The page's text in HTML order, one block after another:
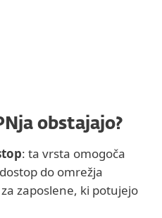
obstajajo?
: ta vrsta omogoča
do omrežja
zaposlene, ki potujejo